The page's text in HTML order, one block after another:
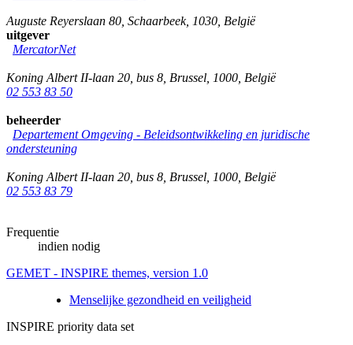
Auguste Reyerslaan 80 Schaarbeek, 1030 België
uitgever
MercatorNet
Koning Albert II-laan 20, bus 8 Brussel 1000 België
02 553 83 50
beheerder
Departement Omgeving - Beleidsontwikkeling en juridische
ondersteuning
Koning Albert II-laan 20, bus 8 Brussel 1000 België
02 553 83 79
Frequentie
indien nodig
GEMET - INSPIRE themes, version 1.0
Menselijke gezondheid en veiligheid
INSPIRE priority data set